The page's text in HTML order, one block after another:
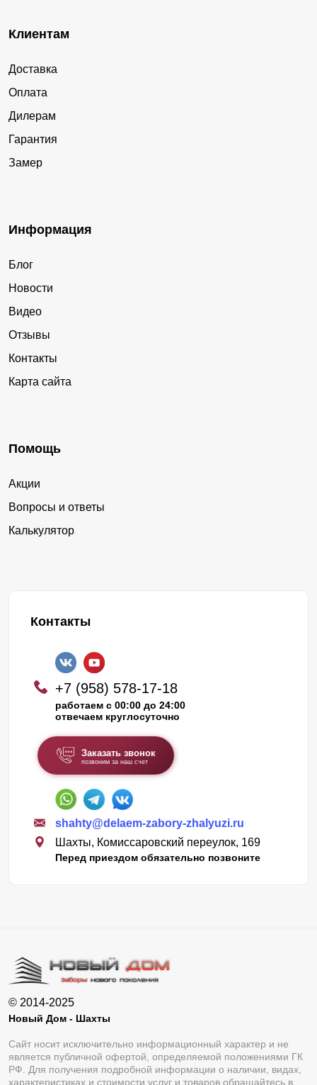
Клиентам
Доставка
Оплата
Дилерам
Гарантия
Замер
Информация
Блог
Новости
Видео
Отзывы
Контакты
Карта сайта
Помощь
Акции
Вопросы и ответы
Калькулятор
Контакты
+7 (958) 578-17-18
работаем с 00:00 до 24:00
отвечаем круглосуточно
Заказать звонок
позвоним за наш счет
shahty@delaem-zabory-zhalyuzi.ru
Шахты, Комиссаровский переулок, 169
Перед приездом обязательно позвоните
© 2014-2025
Новый Дом - Шахты
Сайт носит исключительно информационный характер и не
является публичной офертой, определяемой положениями ГК
РФ. Для получения подробной информации о наличии, видах,
характеристиках и стоимости услуг и товаров обращайтесь в